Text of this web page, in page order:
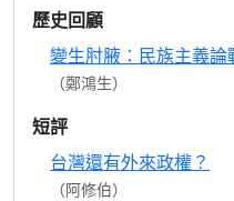
歷史回顧
變生肘腋：民族主義論
（鄭鴻生）
短評
台灣還有外來政權？
（阿修伯）